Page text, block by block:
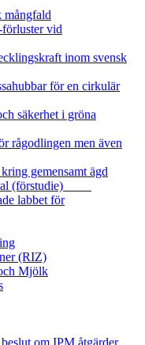
mångfald
vid
inom svensk
för en cirkulär
säkerhet i gröna
rågodlingen men även
gemensamt ägd
(förstudie)
labbet för
(RIZ)
Mjölk
om IPM åtgärder